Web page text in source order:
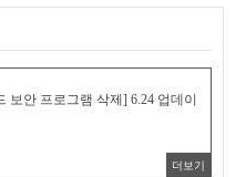
보안 프로그램 삭제] 6.24 업데이
더보기